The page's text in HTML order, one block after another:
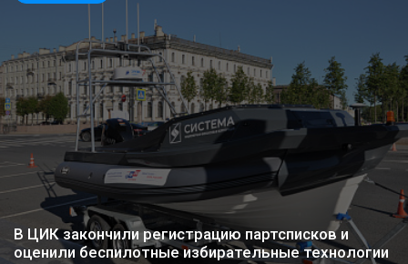
В ЦИК закончили регистрацию партсписков и
оценили беспилотные избирательные технологии